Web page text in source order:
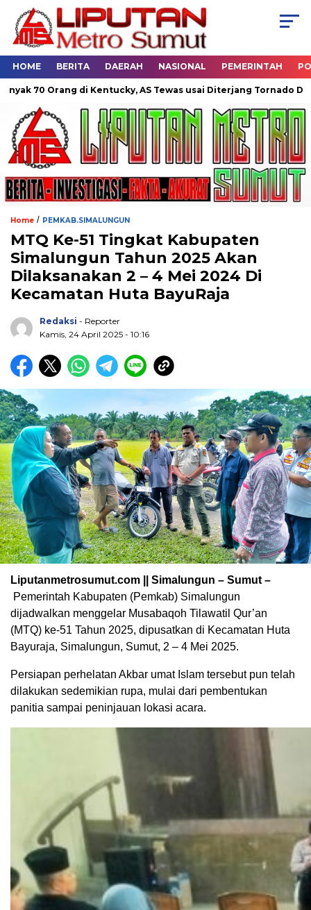
HOME BERITA DAERAH NASIONAL PEMERINTAH
di Kentucky, AS Tewas usai Diterjang Tornado Dahsyat
Home / PEMKAB.SIMALUNGUN
MTQ Ke-51 Tingkat Kabupaten
Simalungun Tahun 2025 Akan
Dilaksanakan 2 – 4 Mei 2024 Di
Kecamatan Huta BayuRaja
Redaksi - Reporter
Kamis, 24 April 2025 - 10:16
Liputanmetrosumut.com || Simalungun – Sumut –
Pemerintah Kabupaten (Pemkab) Simalungun
dijadwalkan menggelar Musabaqoh Tilawatil Qur’an
(MTQ) ke-51 Tahun 2025, dipusatkan di Kecamatan Huta
Bayuraja, Simalungun, Sumut, 2 – 4 Mei 2025.
Persiapan perhelatan Akbar umat Islam tersebut pun telah
dilakukan sedemikian rupa, mulai dari pembentukan
panitia sampai peninjauan lokasi acara.